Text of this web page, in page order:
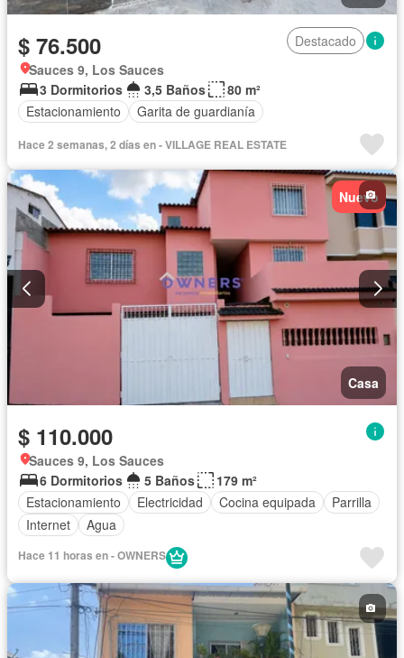
$ 76.500
Destacado
Sauces 9, Los Sauces
3 Dormitorios
3,5 Baños
80 m²
Estacionamiento
Garita de guardianía
Hace 2 semanas, 2 días en - VILLAGE REAL ESTATE
Nuevo
Casa
$ 110.000
Sauces 9, Los Sauces
6 Dormitorios
5 Baños
179 m²
Estacionamiento
Electricidad Cocina equipada
Parrilla
Internet
Agua
Hace 11 horas en - OWNERS